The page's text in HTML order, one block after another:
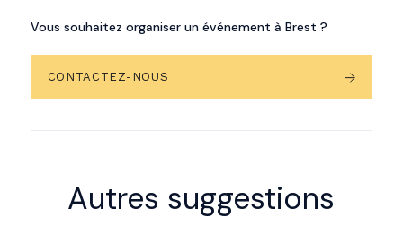
Vous souhaitez organiser un événement à Brest ?
CONTACTEZ-NOUS
Autres suggestions